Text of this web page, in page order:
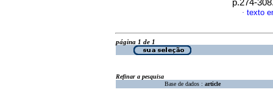
p.274-
· texto
página 1 de 1
Refinar a pesquisa
Base de dados : article